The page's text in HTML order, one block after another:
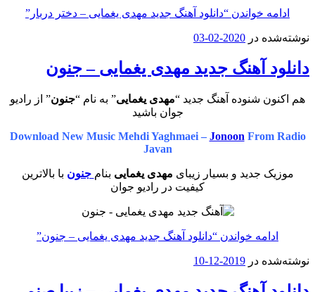
ادامه خواندن “دانلود آهنگ جدید مهدی یغمایی – دختر دربار”
نوشته‌شده در 2020-02-03
دانلود آهنگ جدید مهدی یغمایی – جنون
هم اکنون شنوده آهنگ جدید “مهدی یغمایی” به نام “جنون” از رادیو
جوان باشید
Download New Music Mehdi Yaghmaei – Jonoon From Radio
Javan
موزیک جدید و بسیار زیبای مهدی یغمایی بنام جنون با بالاترین
کیفیت در رادیو جوان
ادامه خواندن “دانلود آهنگ جدید مهدی یغمایی – جنون”
نوشته‌شده در 2019-12-10